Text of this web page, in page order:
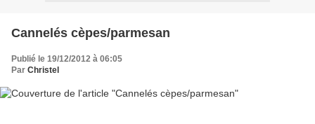
Cannelés cèpes/parmesan
Publié le 19/12/2012 à 06:05
Par Christel